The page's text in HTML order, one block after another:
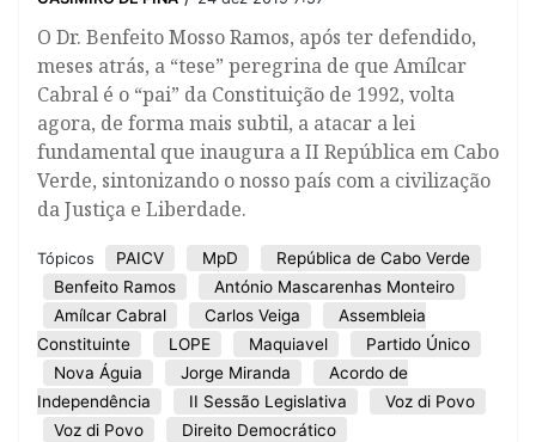
​O Dr. Benfeito Mosso Ramos, após ter defendido,
meses atrás, a “tese” peregrina de que Amílcar
Cabral é o “pai” da Constituição de 1992, volta
agora, de forma mais subtil, a atacar a lei
fundamental que inaugura a II República em Cabo
Verde, sintonizando o nosso país com a civilização
da Justiça e Liberdade.
Tópicos PAICV MpD
República de Cabo Verde
Benfeito Ramos
António Mascarenhas Monteiro
Amílcar Cabral
Carlos Veiga
Assembleia
Constituinte
LOPE Maquiavel
Partido Único
Nova Águia
Jorge Miranda
Acordo de
Independência
II Sessão Legislativa
Voz di Povo
Voz di Povo
Direito Democrático